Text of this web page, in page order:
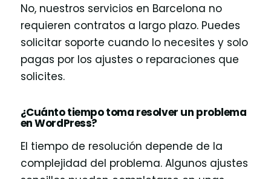
No, nuestros servicios en Barcelona no
requieren contratos a largo plazo. Puedes
solicitar soporte cuando lo necesites y solo
pagas por los ajustes o reparaciones que
solicites.
¿Cuánto tiempo toma resolver un problema
en WordPress?
El tiempo de resolución depende de la
complejidad del problema. Algunos ajustes